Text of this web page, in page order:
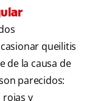
queilitis
de la causa de
parecidos:
rojas y